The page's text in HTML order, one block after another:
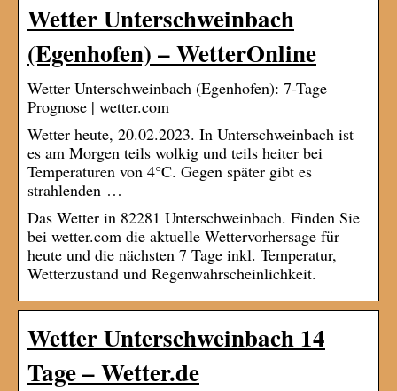
Wetter Unterschweinbach
(Egenhofen) – WetterOnline
Wetter Unterschweinbach (Egenhofen): 7-Tage
Prognose | wetter.com
Wetter heute, 20.02.2023. In Unterschweinbach ist
es am Morgen teils wolkig und teils heiter bei
Temperaturen von 4°C. Gegen später gibt es
strahlenden …
Das Wetter in 82281 Unterschweinbach. Finden Sie
bei wetter.com die aktuelle Wettervorhersage für
heute und die nächsten 7 Tage inkl. Temperatur,
Wetterzustand und Regenwahrscheinlichkeit.
Wetter Unterschweinbach 14
Tage – Wetter.de